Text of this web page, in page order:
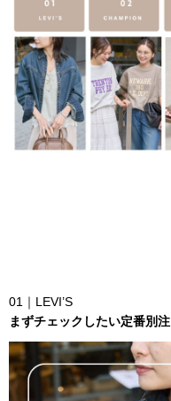
01｜LEVI’S
まずチェックしたい定番別注